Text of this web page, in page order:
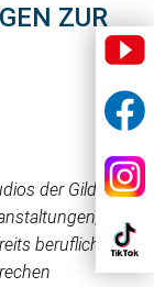
ZUR
der Gilde-
bei
beruflich